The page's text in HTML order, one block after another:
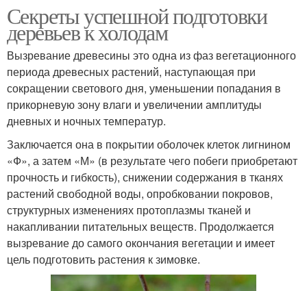
Секреты успешной подготовки
деревьев к холодам
Вызревание древесины это одна из фаз вегетационного
периода древесных растений, наступающая при
сокращении светового дня, уменьшении попадания в
прикорневую зону влаги и увеличении амплитуды
дневных и ночных температур.
Заключается она в покрытии оболочек клеток лигнином
«Ф», а затем «М» (в результате чего побеги приобретают
прочность и гибкость), снижении содержания в тканях
растений свободной воды, опробковании покровов,
структурных изменениях протоплазмы тканей и
накапливании питательных веществ. Продолжается
вызревание до самого окончания вегетации и имеет
цель подготовить растения к зимовке.